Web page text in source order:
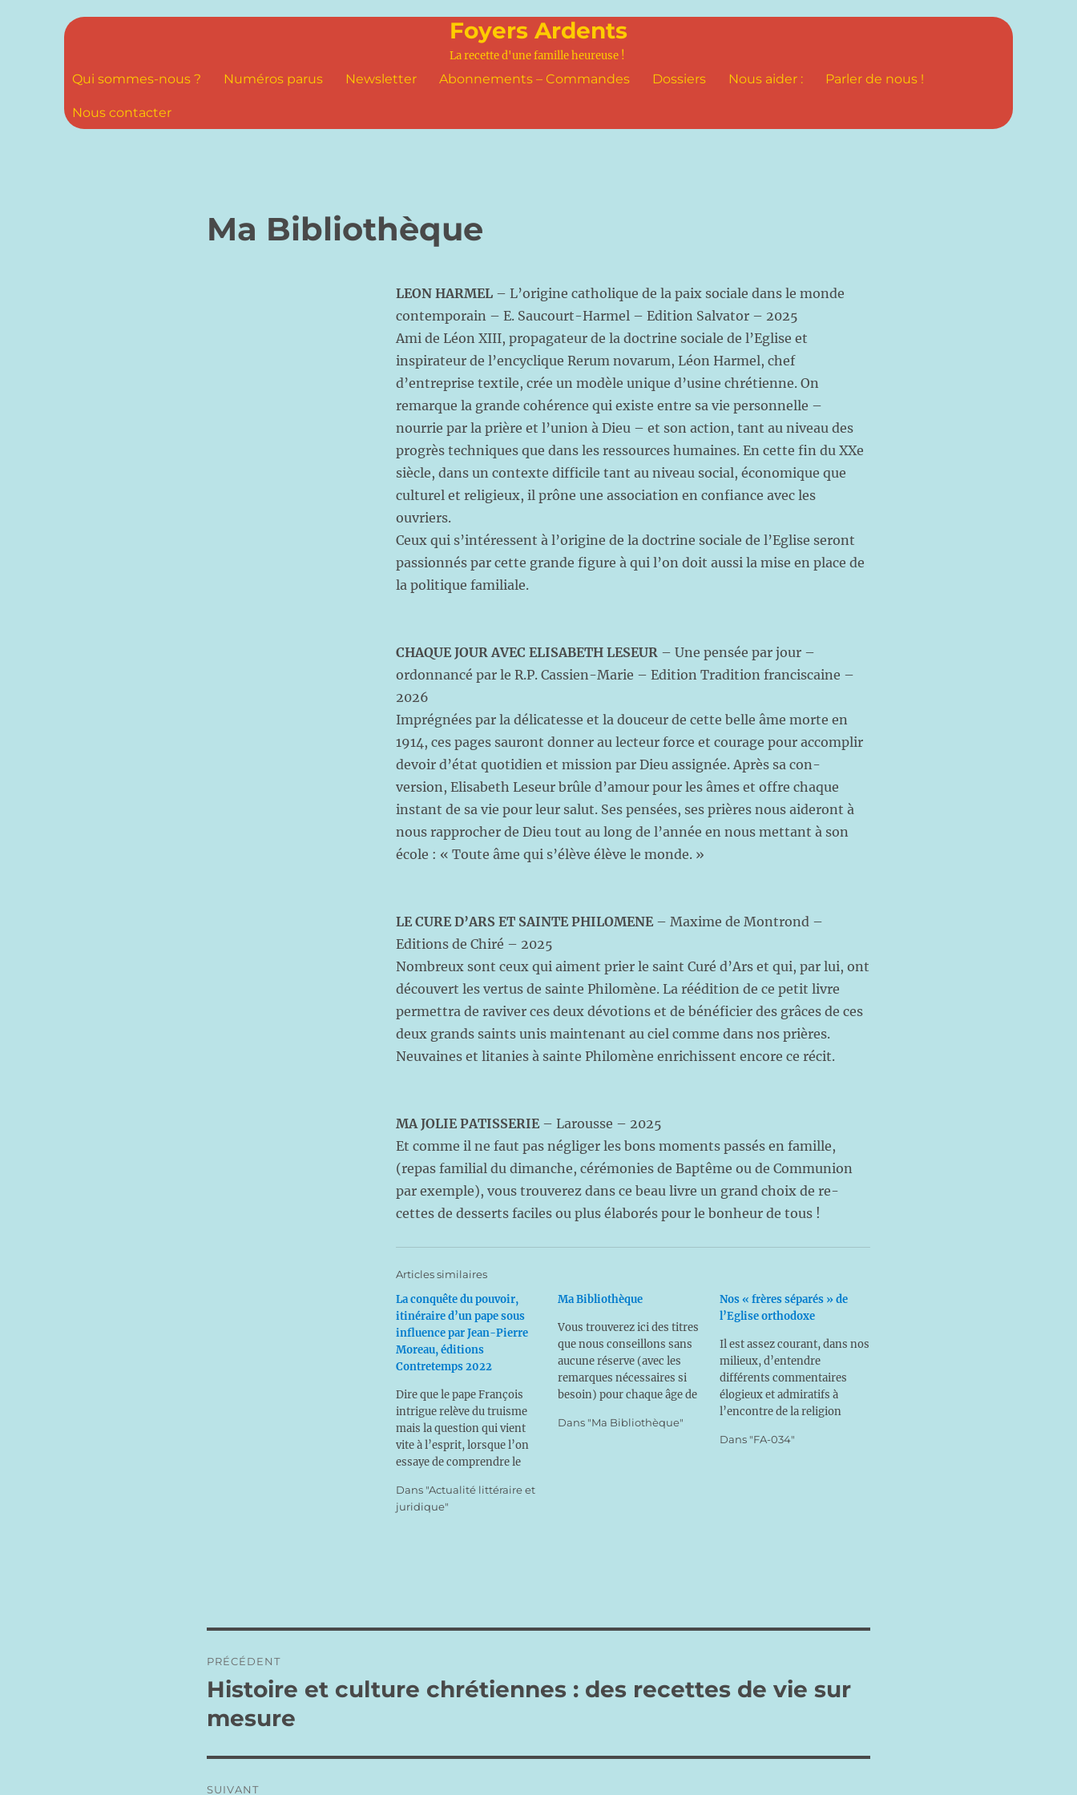
Foyers Ardents
La recette d'une famille heureuse !
Qui sommes-nous ? Numéros parus Newsletter Abonnements – Commandes Dossiers Nous aider : Parler de nous !
Nous contacter
Ma Bibliothèque
LEON HARMEL – L’origine catholique de la paix sociale dans le monde
contemporain – E. Saucourt-Harmel – Edition Salvator – 2025
Ami de Léon XIII, propagateur de la doctrine sociale de l’Eglise et
inspirateur de l’encyclique Rerum novarum, Léon Harmel, chef
d’entreprise textile, crée un modèle unique d’usine chrétienne. On
remarque la grande cohérence qui existe entre sa vie personnelle –
nourrie par la prière et l’union à Dieu – et son action, tant au niveau des
progrès techniques que dans les ressources humaines. En cette fin du XXe
siècle, dans un contexte difficile tant au niveau social, économique que
culturel et religieux, il prône une association en confiance avec les
ouvriers.
Ceux qui s’intéressent à l’origine de la doctrine sociale de l’Eglise seront
passionnés par cette grande figure à qui l’on doit aussi la mise en place de
la politique familiale.
CHAQUE JOUR AVEC ELISABETH LESEUR – Une pensée par jour –
ordonnancé par le R.P. Cassien-Marie – Edition Tradition franciscaine –
2026
Imprégnées par la délicatesse et la douceur de cette belle âme morte en
1914, ces pages sauront donner au lecteur force et courage pour accomplir
devoir d’état quotidien et mission par Dieu assignée. Après sa con-
version, Elisabeth Leseur brûle d’amour pour les âmes et offre chaque
instant de sa vie pour leur salut. Ses pensées, ses prières nous aideront à
nous rapprocher de Dieu tout au long de l’année en nous mettant à son
école : « Toute âme qui s’élève élève le monde. »
LE CURE D’ARS ET SAINTE PHILOMENE– Maxime de Montrond –
Editions de Chiré – 2025
Nombreux sont ceux qui aiment prier le saint Curé d’Ars et qui, par lui, ont
découvert les vertus de sainte Philomène. La réédition de ce petit livre
permettra de raviver ces deux dévotions et de bénéficier des grâces de ces
deux grands saints unis maintenant au ciel comme dans nos prières.
Neuvaines et litanies à sainte Philomène enrichissent encore ce récit.
MA JOLIE PATISSERIE– Larousse – 2025
Et comme il ne faut pas négliger les bons moments passés en famille,
(repas familial du dimanche, cérémonies de Baptême ou de Communion
par exemple), vous trouverez dans ce beau livre un grand choix de re-
cettes de desserts faciles ou plus élaborés pour le bonheur de tous !
Articles similaires
La conquête du pouvoir,
itinéraire d’un pape sous
influence par Jean-Pierre
Moreau, éditions
Contretemps 2022
Dire que le pape François
intrigue relève du truisme
mais la question qui vient
vite à l’esprit, lorsque l’on
essaye de comprendre le
consiste à se demander si les
actions entreprises suivent
Dans "Actualité littéraire et
juridique"
Ma Bibliothèque
Vous trouverez ici des titres
que nous conseillons sans
aucune réserve (avec les
remarques nécessaires si
besoin) pour chaque âge de
perdons pas de vue combien
Dans "Ma Bibliothèque"
Nos « frères séparés » de
l’Eglise orthodoxe
Il est assez courant, dans nos
milieux, d’entendre
différents commentaires
élogieux et admiratifs à
l’encontre de la religion
son art des icônes, la beauté
Dans "FA-034"
de
l’article
PRÉCÉDENT
Publication
Histoire et culture chrétiennes : des recettes de vie sur
mesure
SUIVANT